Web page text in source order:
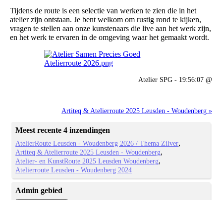
Tijdens de route is een selectie van werken te zien die in het
atelier zijn ontstaan. Je bent welkom om rustig rond te kijken,
vragen te stellen aan onze kunstenaars die live aan het werk zijn,
en het werk te ervaren in de omgeving waar het gemaakt wordt.
Atelier SPG - 19:56:07 @
Artiteq & Atelierroute 2025 Leusden - Woudenberg »
Meest recente 4 inzendingen
AtelierRoute Leusden - Woudenberg 2026 / Thema Zilver
Artiteq & Atelierroute 2025 Leusden - Woudenberg
Atelier- en KunstRoute 2025 Leusden Woudenberg
Atelierroute Leusden - Woudenberg 2024
Admin gebied